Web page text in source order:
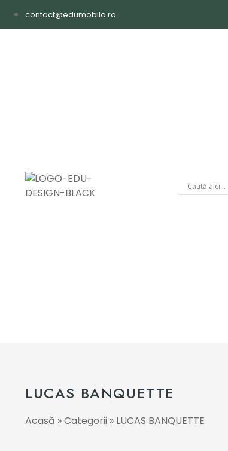
contact@edumobila.ro
LUCAS BANQUETTE
Acasă »Categorii » LUCAS BANQUETTE